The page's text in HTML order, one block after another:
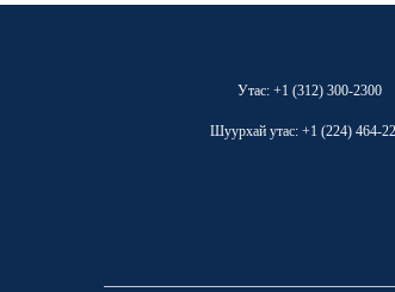
Утас: +1 (312) 300-2300